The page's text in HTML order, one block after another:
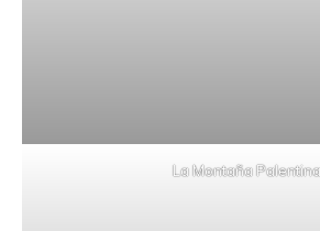
La Montaña Palentina